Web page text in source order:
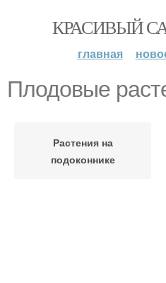
КРАСИВЫЙ
главная
Плодовые
Растения на
подоконнике